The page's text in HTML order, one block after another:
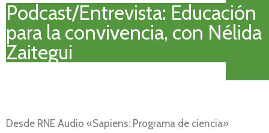
Podcast/Entrevista: Educación
para la convivencia, con Nélida
Zaitegui
Desde RNE Audio «Sapiens: Programa de ciencia»